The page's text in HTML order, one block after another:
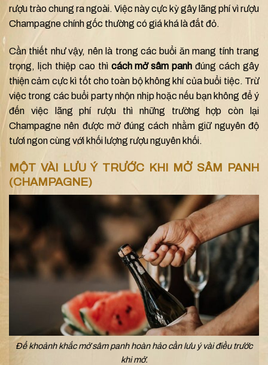
rượu trào chung ra ngoài. Việc này cực kỳ gây lãng phí vì rượu
Champagne chính gốc thường có giá khá là đắt đỏ.
Cần thiết như vậy, nên là trong các buổi ăn mang tính trang
trọng, lịch thiệp cao thì cách mở sâm panh đúng cách gây
thiện cảm cực kì tốt cho toàn bộ không khí của buổi tiệc. Trừ
việc trong các buổi party nhộn nhịp hoặc nếu bạn không để ý
đến việc lãng phí rượu thì những trường hợp còn lại
Champagne nên được mở đúng cách nhằm giữ nguyên độ
tươi ngon cùng với khối lượng rượu nguyên khối.
MỘT VÀI LƯU Ý TRƯỚC KHI MỞ SÂM PANH
(CHAMPAGNE)
Để khoảnh khắc mở sâm panh hoàn hảo cần lưu ý vài điều trước
khi mở.